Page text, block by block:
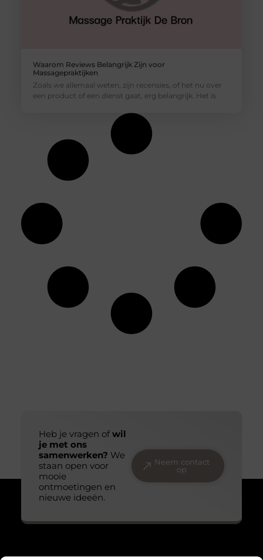
Waarom Reviews Belangrijk Zijn voor
Massagepraktijken
Zoals we allemaal weten, zijn recensies, of het nu over
een product of een dienst gaat, erg belangrijk. Het is
Heb je vragen ofwil
je met ons
samenwerken? We
staan open voor
mooie
ontmoetingen en
nieuwe ideeën.
Neem contact
op